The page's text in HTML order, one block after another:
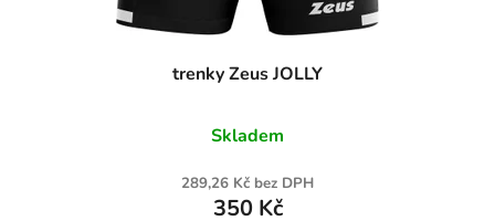
trenky Zeus JOLLY
Skladem
289,26 Kč bez DPH
350 Kč